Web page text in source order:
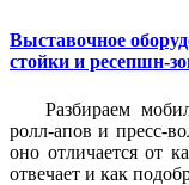
Выставочное
стойки и ресепшн-
Разбираем
ролл-апов и пресс-
оно отличается от
отвечает и как